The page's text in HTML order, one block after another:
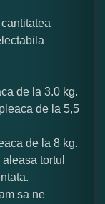
de la 3.0 kg.
de la 5,5
de la 8 kg.
tortul
sa ne